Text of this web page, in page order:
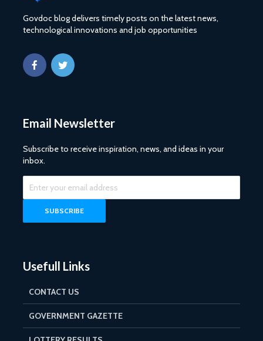
Govdoc blog delivers timely posts on the latest news,
technological innovations and job opportunities
Email Newsletter
Subscribe to receive inspiration, news, and ideas in your
inbox.
Usefull Links
CONTACT US
GOVERNMENT GAZETTE